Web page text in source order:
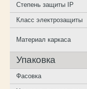
Степень защиты IP
Класс электрозащиты
Материал каркаса
Упаковка
Фасовка